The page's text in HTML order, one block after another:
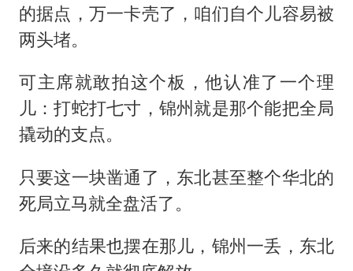
的据点，万一卡壳了，咱们自个儿容易被
两头堵。
可主席就敢拍这个板，他认准了一个理
儿：打蛇打七寸，锦州就是那个能把全局
撬动的支点。
只要这一块凿通了，东北甚至整个华北的
死局立马就全盘活了。
后来的结果也摆在那儿，锦州一丢，东北